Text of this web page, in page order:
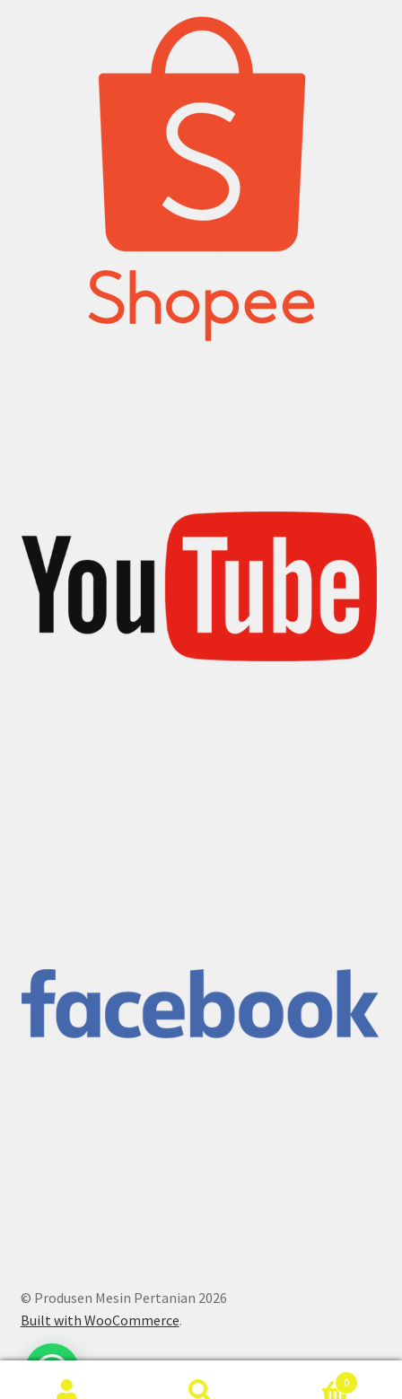
© Produsen Mesin Pertanian 2026
Built with WooCommerce.
0